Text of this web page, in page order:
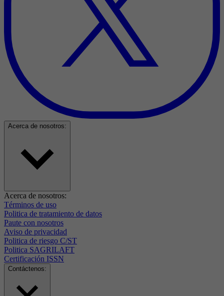
Acerca de nosotros:
Acerca de nosotros:
Términos de uso
Politica de tratamiento de datos
Paute con nosotros
Aviso de privacidad
Politica de riesgo C/ST
Politica SAGRILAFT
Certificación ISSN
Contáctenos: